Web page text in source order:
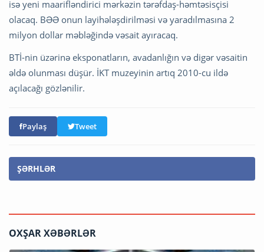
isə yeni maarifləndirici mərkəzin tərəfdaş-həmtəsisçisi
olacaq. BƏƏ onun layihələşdirilməsi və yaradılmasına 2
milyon dollar məbləğində vəsait ayıracaq.
BTİ-nin üzərinə eksponatların, avadanlığın və digər vəsaitin
əldə olunması düşür. İKT muzeyinin artıq 2010-cu ildə
açılacağı gözlənilir.
Paylaş Tweet
ŞƏRHLƏR
OXŞAR XƏBƏRLƏR